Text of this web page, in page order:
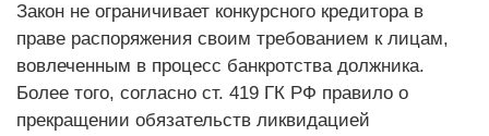
Закон не ограничивает конкурсного кредитора в
праве распоряжения своим требованием к лицам,
вовлеченным в процесс банкротства должника.
Более того, согласно ст. 419 ГК РФ правило о
прекращении обязательств ликвидацией